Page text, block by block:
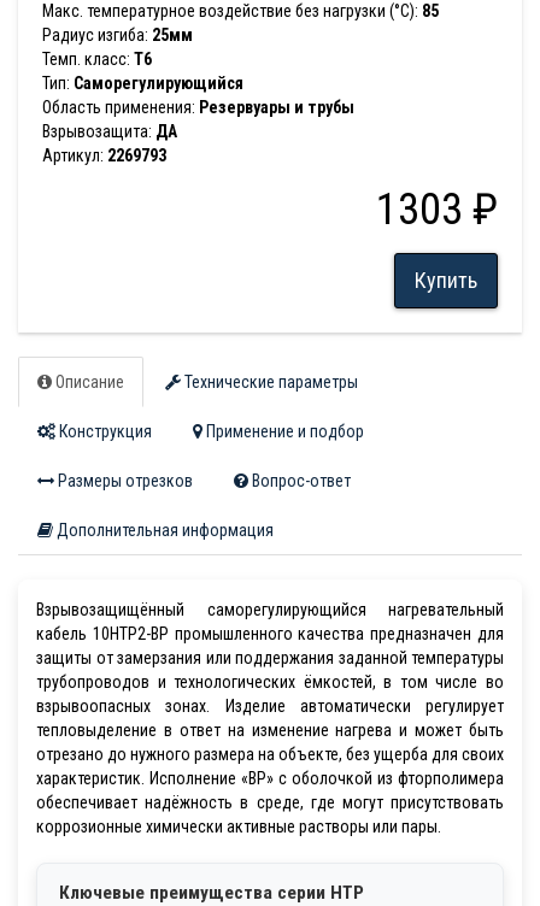
Макс. температурное воздействие без нагрузки (°С): 85
Радиус изгиба: 25мм
Темп. класс: T6
Тип: Саморегулирующийся
Область применения: Резервуары и трубы
Взрывозащита: ДА
Артикул: 2269793
1303 ₽
Купить
Описание Технические параметры
Конструкция Применение и подбор
Размеры отрезков Вопрос-ответ
Дополнительная информация
Взрывозащищённый саморегулирующийся нагревательный
кабель 10НТР2-ВР промышленного качества предназначен для
защиты от замерзания или поддержания заданной температуры
трубопроводов и технологических ёмкостей, в том числе во
взрывоопасных зонах. Изделие автоматически регулирует
тепловыделение в ответ на изменение нагрева и может быть
отрезано до нужного размера на объекте, без ущерба для своих
характеристик. Исполнение «ВР» с оболочкой из фторполимера
обеспечивает надёжность в среде, где могут присутствовать
коррозионные химически активные растворы или пары.
Ключевые преимущества серии НТР